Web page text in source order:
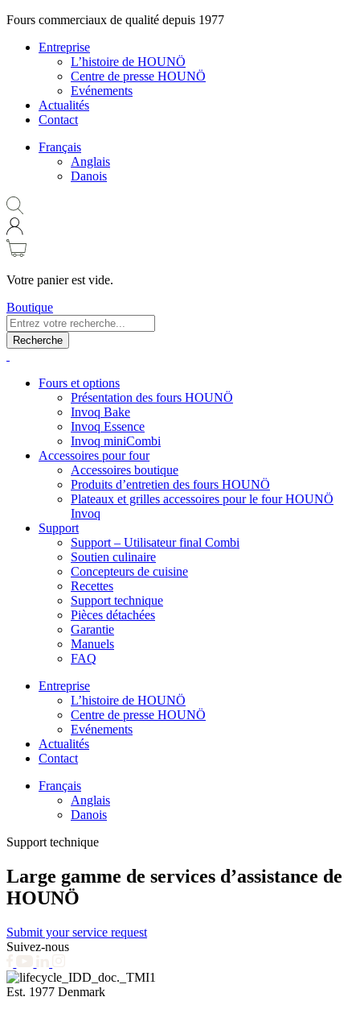
Fours commerciaux de qualité depuis 1977
Entreprise
L’histoire de HOUNÖ
Centre de presse HOUNÖ
Evénements
Actualités
Contact
Français
Anglais
Danois
Votre panier est vide.
Boutique
Recherche
Fours et options
Présentation des fours HOUNÖ
Invoq Bake
Invoq Essence
Invoq miniCombi
Accessoires pour four
Accessoires boutique
Produits d’entretien des fours HOUNÖ
Plateaux et grilles accessoires pour le four HOUNÖ
Invoq
Support
Support – Utilisateur final Combi
Soutien culinaire
Concepteurs de cuisine
Recettes
Support technique
Pièces détachées
Garantie
Manuels
FAQ
Entreprise
L’histoire de HOUNÖ
Centre de presse HOUNÖ
Evénements
Actualités
Contact
Français
Anglais
Danois
Support technique
Large gamme de services d’assistance de
HOUNÖ
Submit your service request
Suivez-nous
Est. 1977 Denmark